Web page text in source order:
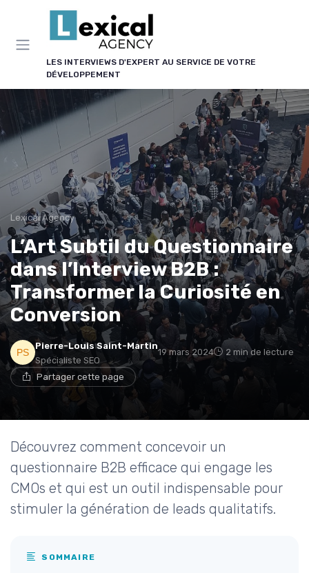
LES INTERVIEWS D'EXPERT AU SERVICE DE VOTRE
DÉVELOPPEMENT
Lexical Agency
L’Art Subtil du Questionnaire
dans l’Interview B2B :
Transformer la Curiosité en
Conversion
Pierre-Louis Saint-Martin
Spécialiste SEO
19 mars 2024 2 min de lecture
Partager cette page
Découvrez comment concevoir un
questionnaire B2B efficace qui engage les
CMOs et qui est un outil indispensable pour
stimuler la génération de leads qualitatifs.
SOMMAIRE
Panneau de gestion des cookies